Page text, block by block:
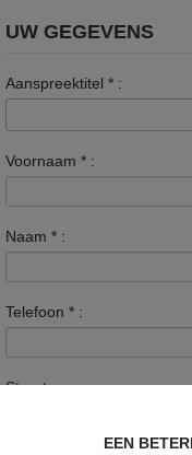
UW GEGEVENS
Aanspreektitel * :
Voornaam * :
Naam * :
Telefoon * :
Straat :
EEN